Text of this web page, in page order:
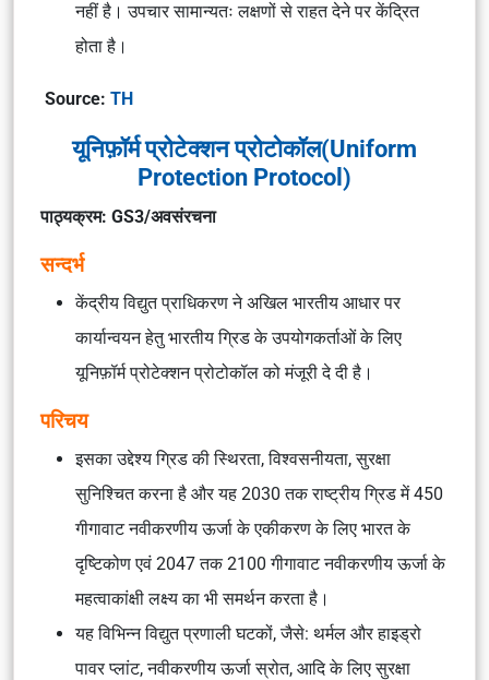
नहीं है। उपचार सामान्यतः लक्षणों से राहत देने पर केंद्रित
होता है।
Source: TH
यूनिफ़ॉर्म प्रोटेक्शन प्रोटोकॉल(Uniform
Protection Protocol)
पाठ्यक्रम: GS3/अवसंरचना
सन्दर्भ
केंद्रीय विद्युत प्राधिकरण ने अखिल भारतीय आधार पर
कार्यान्वयन हेतु भारतीय ग्रिड के उपयोगकर्ताओं के लिए
यूनिफ़ॉर्म प्रोटेक्शन प्रोटोकॉल को मंजूरी दे दी है।
परिचय
इसका उद्देश्य ग्रिड की स्थिरता, विश्वसनीयता, सुरक्षा
सुनिश्चित करना है और यह 2030 तक राष्ट्रीय ग्रिड में 450
गीगावाट नवीकरणीय ऊर्जा के एकीकरण के लिए भारत के
दृष्टिकोण एवं 2047 तक 2100 गीगावाट नवीकरणीय ऊर्जा के
महत्वाकांक्षी लक्ष्य का भी समर्थन करता है।
यह विभिन्न विद्युत प्रणाली घटकों, जैसे: थर्मल और हाइड्रो
पावर प्लांट, नवीकरणीय ऊर्जा स्रोत, आदि के लिए सुरक्षा